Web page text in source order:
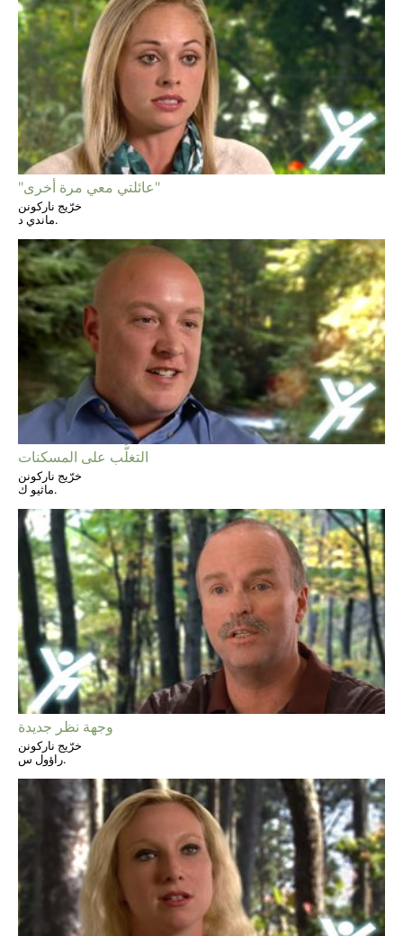
"عائلتي معي مرة أخرى"
خرّيج ناركونن
ماندي د.
التغلُّب على المسكنات
خرّيج ناركونن
ماثيو ك.
وجهة نظر جديدة
خرّيج ناركونن
راؤول س.